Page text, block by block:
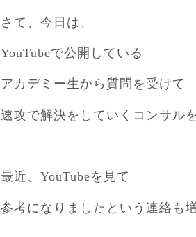
さて、今日は、
YouTubeで公開している
アカデミー生から質問を受けて
速攻で解決をしていくコンサル
最近、YouTubeを見て
参考になりましたという連絡も